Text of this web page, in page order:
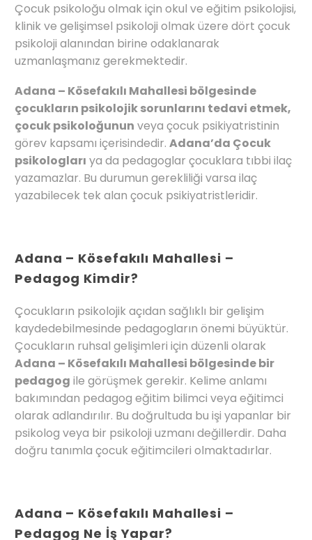
Çocuk psikoloğu olmak için okul ve eğitim psikolojisi,
klinik ve gelişimsel psikoloji olmak üzere dört çocuk
psikoloji alanından birine odaklanarak
uzmanlaşmanız gerekmektedir.
Adana – Kösefakılı Mahallesi bölgesinde
çocukların psikolojik sorunlarını tedavi etmek,
çocuk psikoloğunun veya çocuk psikiyatristinin
görev kapsamı içerisindedir. Adana’da Çocuk
psikologları ya da pedagoglar çocuklara tıbbi ilaç
yazamazlar. Bu durumun gerekliliği varsa ilaç
yazabilecek tek alan çocuk psikiyatristleridir.
Adana – Kösefakılı Mahallesi –
Pedagog Kimdir?
Çocukların psikolojik açıdan sağlıklı bir gelişim
kaydedebilmesinde pedagogların önemi büyüktür.
Çocukların ruhsal gelişimleri için düzenli olarak
Adana – Kösefakılı Mahallesi bölgesinde bir
pedagog ile görüşmek gerekir. Kelime anlamı
bakımından pedagog eğitim bilimci veya eğitimci
olarak adlandırılır. Bu doğrultuda bu işi yapanlar bir
psikolog veya bir psikoloji uzmanı değillerdir. Daha
doğru tanımla çocuk eğitimcileri olmaktadırlar.
Adana – Kösefakılı Mahallesi –
Pedagog Ne İş Yapar?